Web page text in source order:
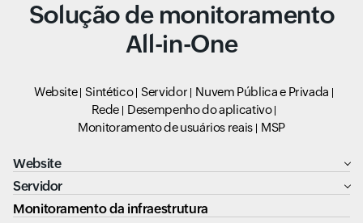
Solução de monitoramento
All-in-One
Website Sintético Servidor
Nuvem Pública e Privada
Rede
Desempenho do aplicativo
Monitoramento de usuários reais
MSP
Website
Servidor
Monitoramento da infraestrutura